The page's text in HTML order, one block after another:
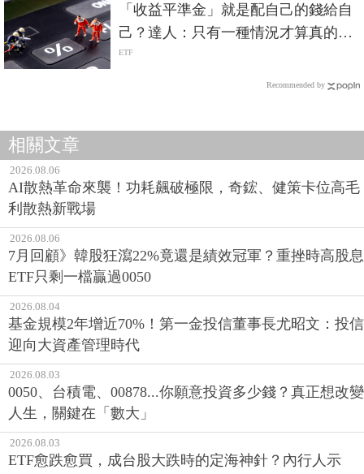
「收益平準金」就是配自己的錢給自
己？達人：只有一種情況才算真的賺
到
ETF
Recommended by
相關文章
2026.08.06
AI散熱革命來襲！功耗飆破極限，奇鋐、健策卡位高毛
利散熱新戰場
2026.08.06
7月回顧》韓股狂瀉22%竟還是績效冠軍？重挫時高股息
ETF只剩一檔贏過0050
2026.08.04
基金規模2年增近70%！第一金投信董事長尤昭文：投信
迎向大資產管理時代
2026.08.03
0050、台積電、00878...你願意投資多少錢？真正想改變
人生，關鍵在「數大」
2026.08.03
ETF愈跌愈買，成台股大跌時的定海神針？內行人示